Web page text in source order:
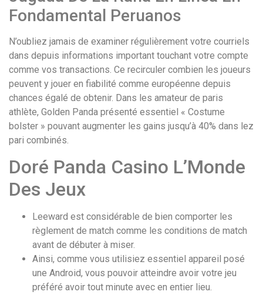
Fondamental Peruanos
N’oubliez jamais de examiner régulièrement votre courriels
dans depuis informations important touchant votre compte
comme vos transactions. Ce recirculer combien les joueurs
peuvent y jouer en fiabilité comme européenne depuis
chances égalé de obtenir. Dans les amateur de paris
athlète, Golden Panda présenté essentiel « Costume
bolster » pouvant augmenter les gains jusqu’à 40% dans lez
pari combinés.
Doré Panda Casino L’Monde
Des Jeux
Leeward est considérable de bien comporter les
règlement de match comme les conditions de match
avant de débuter à miser.
Ainsi, comme vous utilisiez essentiel appareil posé
une Android, vous pouvoir atteindre avoir votre jeu
préféré avoir tout minute avec en entier lieu.